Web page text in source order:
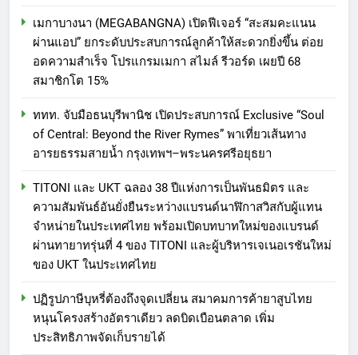
เมกาบางนา (MEGABANGNA) เปิดฟีเจอร์ “สะสมคะแนน
ผ่านแอป” ยกระดับประสบการณ์ลูกค้าให้สะดวกยิ่งขึ้น ต่อย
อดความสำเร็จ โปรแกรมเมกา สไมล์ รีวอร์ด เผยปี 68
สมาชิกโต 15%
ททท. จับมือธนบุรีพานิช เปิดประสบการณ์ Exclusive “Soul
of Central: Beyond the River Rymes” พาเที่ยวเส้นทาง
อารยธรรมสายน้ำ กรุงเทพฯ–พระนครศรีอยุธยา
TITONI และ UKT ฉลอง 38 ปีแห่งการเป็นพันธมิตร และ
ความสัมพันธ์อันยั่งยืนระหว่างแบรนด์นาฬิกาสวิสกับผู้แทน
จำหน่ายในประเทศไทย พร้อมเปิดบทบาทใหม่ของแบรนด์
ผ่านทายาทรุ่นที่ 4 ของ TITONI และผู้บริหารเจเนอเรชันใหม่
ของ UKT ในประเทศไทย
ปฏิรูปภาษีบุหรี่ต้องถึงจุดเปลี่ยน สมาคมการค้ายาสูบไทย
หนุนโครงสร้างอัตราเดียว ลดบิดเบือนตลาด เพิ่ม
ประสิทธิภาพจัดเก็บรายได้